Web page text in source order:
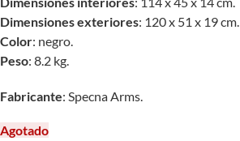
Dimensiones exteriores: 120 x 51 x 19 cm.
Color: negro.
Peso: 8.2 kg.
Fabricante: Specna Arms.
Agotado